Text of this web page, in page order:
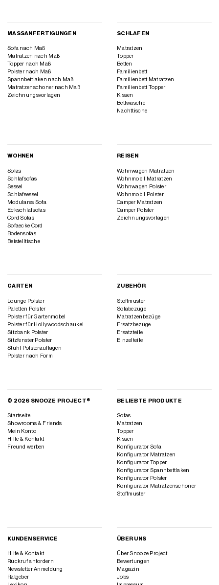
MASSANFERTIGUNGEN
Sofa nach Maß
Matratzen nach Maß
Topper nach Maß
Polster nach Maß
Spannbettlaken nach Maß
Matratzenschoner nach Maß
Zeichnungsvorlagen
SCHLAFEN
Matratzen
Topper
Betten
Familienbett
Familienbett Matratzen
Familienbett Topper
Kissen
Bettwäsche
Nachttische
WOHNEN
Sofas
Schlafsofas
Sessel
Schlafsessel
Modulares Sofa
Eckschlafsofas
Cord Sofas
Sofaecke Cord
Bodensofas
Beistelltische
REISEN
Wohnwagen Matratzen
Wohnmobil Matratzen
Wohnwagen Polster
Wohnmobil Polster
Camper Matratzen
Camper Polster
Zeichnungsvorlagen
GARTEN
Lounge Polster
Paletten Polster
Polster für Gartenmöbel
Polster für Hollywoodschaukel
Sitzbank Polster
Sitzfenster Polster
Stuhl Polsterauflagen
Polster nach Form
ZUBEHÖR
Stoffmuster
Sofabezüge
Matratzenbezüge
Ersatzbezüge
Ersatzteile
Einzelteile
© 2026 SNOOZE PROJECT®
Startseite
Showrooms & Friends
Mein Konto
Hilfe & Kontakt
Freund werben
BELIEBTE PRODUKTE
Sofas
Matratzen
Topper
Kissen
Konfigurator Sofa
Konfigurator Matratzen
Konfigurator Topper
Konfigurator Spannbettlaken
Konfigurator Polster
Konfigurator Matratzenschoner
Stoffmuster
KUNDENSERVICE
Hilfe & Kontakt
Rückruf anfordern
Newsletter Anmeldung
Ratgeber
ÜBER UNS
Über Snooze Project
Bewertungen
Magazin
Jobs